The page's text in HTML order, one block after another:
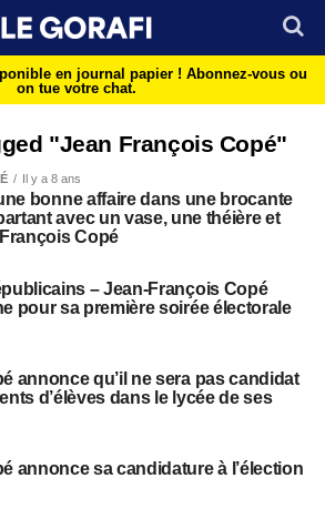
en journal papier ! Abonnez-vous ou
on tue votre chat.
"Jean François Copé"
Il y a 8 ans
une bonne affaire dans une brocante
avec un vase, une théière et
Copé
– Jean-François Copé
pour sa première soirée électorale
annonce qu’il ne sera pas candidat
d’élèves dans le lycée de ses
annonce sa candidature à l’élection